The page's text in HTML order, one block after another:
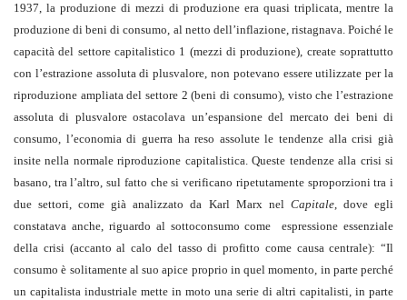
1937, la produzione di mezzi di produzione era quasi triplicata, mentre la
produzione di beni di consumo, al netto dell’inflazione, ristagnava. Poiché le
capacità del settore capitalistico 1 (mezzi di produzione), create soprattutto
con l’estrazione assoluta di plusvalore, non potevano essere utilizzate per la
riproduzione ampliata del settore 2 (beni di consumo), visto che l’estrazione
assoluta di plusvalore ostacolava un’espansione del mercato dei beni di
consumo, l’economia di guerra ha reso assolute le tendenze alla crisi già
insite nella normale riproduzione capitalistica. Queste tendenze alla crisi si
basano, tra l’altro, sul fatto che si verificano ripetutamente sproporzioni tra i
due settori, come già analizzato da Karl Marx nel Capitale, dove egli
constatava anche, riguardo al sottoconsumo come espressione essenziale
della crisi (accanto al calo del tasso di profitto come causa centrale): “Il
consumo è solitamente al suo apice proprio in quel momento, in parte perché
un capitalista industriale mette in moto una serie di altri capitalisti, in parte